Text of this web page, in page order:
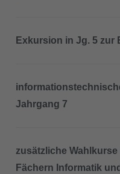
Exkursion in Jg. 5 zur
Jahrgang 7
zusätzliche
Fächern Informatik